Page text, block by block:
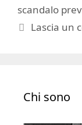
scandalo
Lascia un
Chi sono